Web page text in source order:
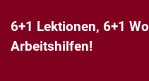
6+1 Lektionen, 6+1
Arbeitshilfen!